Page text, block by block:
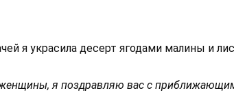
я украсила десерт ягодами малины и
я поздравляю вас с